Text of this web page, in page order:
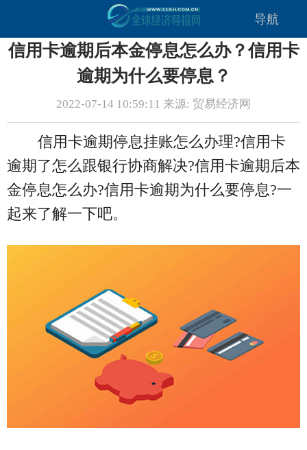
导航
信用卡逾期后本金停息怎么办？信用卡
逾期为什么要停息？
2022-07-14 10:59:11 来源: 贸易经济网
信用卡逾期停息挂账怎么办理?信用卡
逾期了怎么跟银行协商解决?信用卡逾期后本
金停息怎么办?信用卡逾期为什么要停息?一
起来了解一下吧。